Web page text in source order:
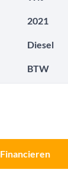
2021
Diesel
BTW
Financieren